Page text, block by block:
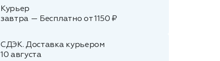
Курьер
завтра — Бесплатно от 1150 ₽
СДЭК. Доставка курьером
10 августа